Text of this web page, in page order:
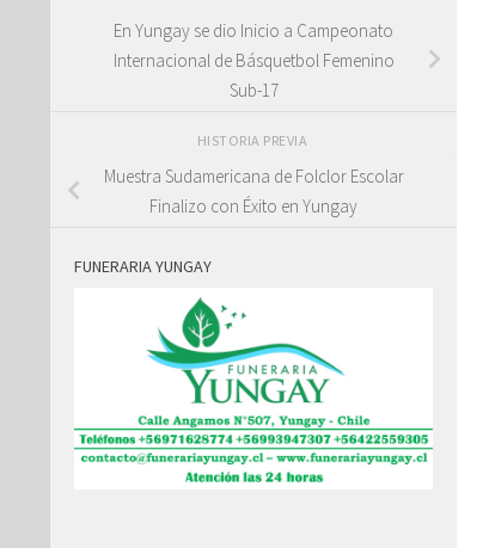
En Yungay se dio Inicio a Campeonato
Internacional de Básquetbol Femenino
Sub-17
HISTORIA PREVIA
Muestra Sudamericana de Folclor Escolar
Finalizo con Éxito en Yungay
FUNERARIA YUNGAY